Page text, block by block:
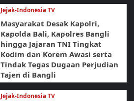
Jejak-Indonesia TV
Masyarakat Desak Kapolri,
Kapolda Bali, Kapolres Bangli
hingga Jajaran TNI Tingkat
Kodim dan Korem Awasi serta
Tindak Tegas Dugaan Perjudian
Tajen di Bangli
Jejak-Indonesia TV